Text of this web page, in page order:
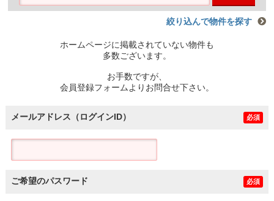
絞り込んで物件を探す
ホームページに掲載されていない物件も
多数ございます。
お手数ですが、
会員登録フォームよりお問合せ下さい。
メールアドレス（ログインID） 必須
ご希望のパスワード 必須